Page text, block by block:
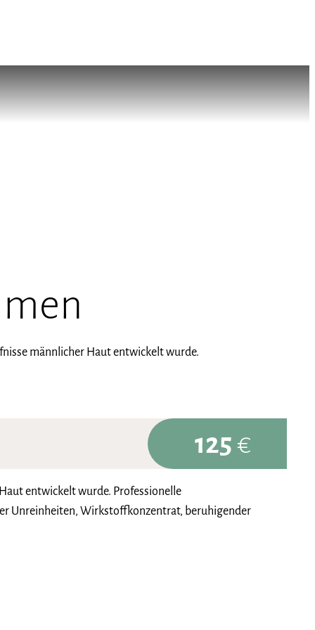
männlicher Haut entwickelt wurde.
125 €
entwickelt wurde. Professionelle
Unreinheiten, Wirkstoffkonzentrat, beruhigender